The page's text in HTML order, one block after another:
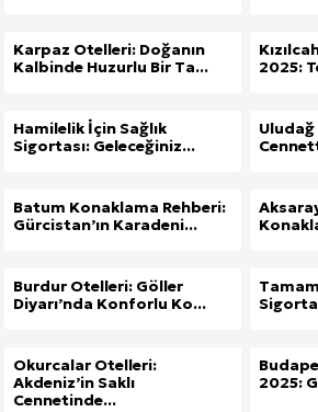
Karpaz Otelleri: Doğanın
Kalbinde Huzurlu Bir Ta...
2025:
Hamilelik İçin Sağlık
Sigortası: Geleceğiniz...
Uludağ
Batum Konaklama Rehberi:
Gürcistan’ın Karadeni...
Burdur Otelleri: Göller
Diyarı’nda Konforlu Ko...
Okurcalar Otelleri:
Akdeniz’in Saklı
Cennetinde...
2025: